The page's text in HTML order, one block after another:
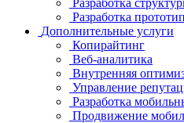
Разработка
Разработка
Дополнительные услуги
Копирайтинг
Веб-аналитика
Внутренняя
Управление
Разработка
Продвижение